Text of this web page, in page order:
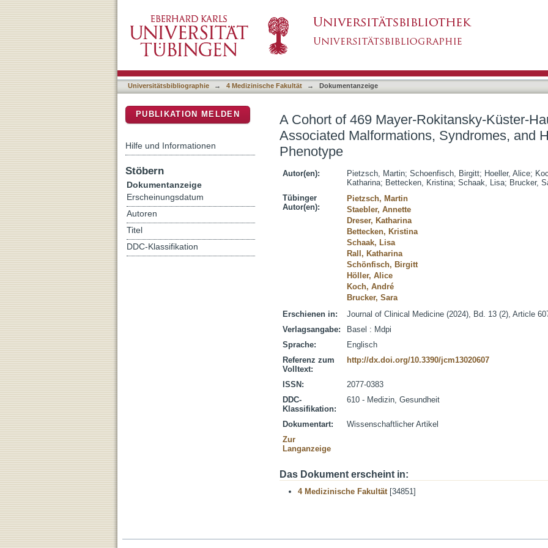
Syndromes, and Heterogeneity of the Phenotype
Universitätsbibliographie → 4 Medizinische Fakultät → Dokumentanzeige
A Cohort of 469 Mayer-Rokitansky-Küster-
Associated Malformations, Syndromes, and
Phenotype
Autor(en): Pietzsch, Martin; Schoenfisch, Birgitt; Hoeller, Alice;
Katharina; Bettecken, Kristina; Schaak, Lisa; Brucker,
Tübinger
Autor(en):
Pietzsch, Martin
Staebler, Annette
Dreser, Katharina
Bettecken, Kristina
Schaak, Lisa
Rall, Katharina
Schönfisch, Birgitt
Höller, Alice
Koch, André
Brucker, Sara
Erschienen in:
Journal of Clinical Medicine (2024), Bd. 13 (2), Article
Verlagsangabe:
Basel : Mdpi
Sprache:
Englisch
Referenz zum
Volltext:
http://dx.doi.org/10.3390/jcm13020607
ISSN:
2077-0383
DDC-
Klassifikation:
610 - Medizin, Gesundheit
Dokumentart:
Wissenschaftlicher Artikel
Zur
Langanzeige
Das Dokument erscheint in:
4 Medizinische Fakultät[34851]
PUBLIKATION MELDEN
Hilfe und Informationen
Stöbern
Dokumentanzeige
Erscheinungsdatum
Autoren
Titel
DDC-Klassifikation